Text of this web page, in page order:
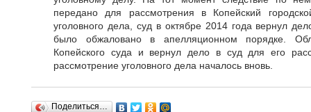
передано для рассмотрения в Копейский
уголовного дела, суд в октябре 2014 года вернул
было обжаловано в апелляционном порядке.
Копейского суда и вернул дело в суд для его
рассмотрение уголовного дела началось вновь.
Поделиться…